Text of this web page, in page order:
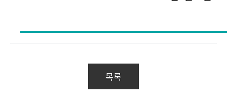
목록